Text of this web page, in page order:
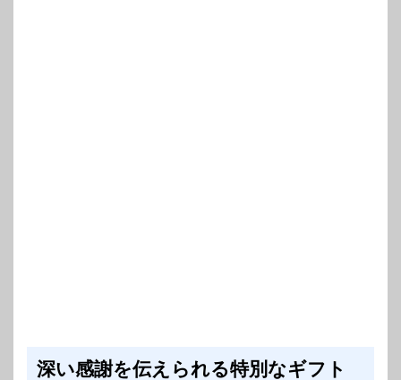
深い感謝を伝えられる特別なギフト